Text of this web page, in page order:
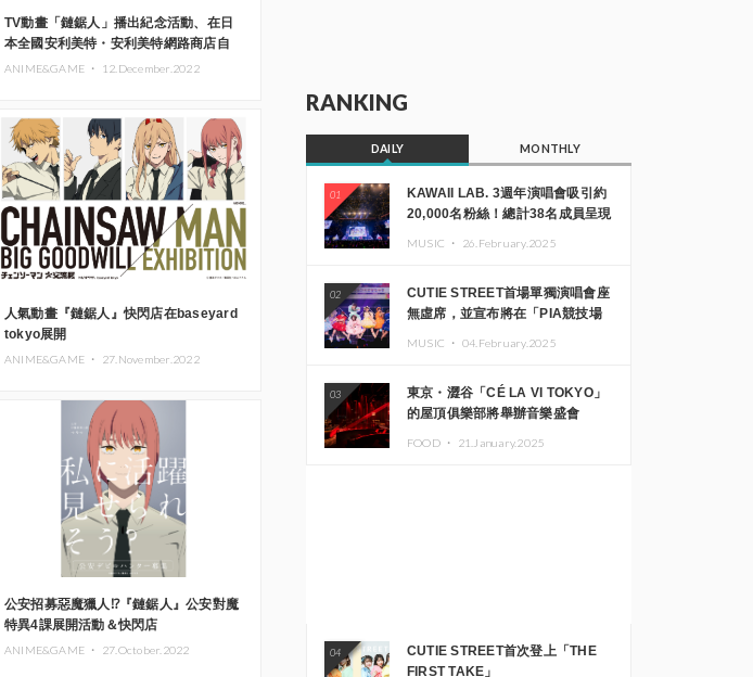
TV動畫「鏈鋸人」播出紀念活動、在日
本全國安利美特・安利美特網路商店自
12月24日起展開！
ANIME&GAME ・ 12.December.2022
人氣動畫『鏈鋸人』快閃店在baseyard
tokyo展開
ANIME&GAME ・ 27.November.2022
公安招募惡魔獵人⁉︎『鏈鋸人』公安對魔
特異4課展開活動＆快閃店
ANIME&GAME ・ 27.October.2022
RANKING
DAILY MONTHLY
01
KAWAII LAB. 3週年演唱會吸引約
20,000名粉絲！總計38名成員呈現
MUSIC ・ 26.February.2025
02
CUTIE STREET首場單獨演唱會座
無虛席，並宣布將在「PIA競技場
MUSIC ・ 04.February.2025
03
東京・澀谷「CÉ LA VI TOKYO」
的屋頂俱樂部將舉辦音樂盛會
FOOD ・ 21.January.2025
04
CUTIE STREET首次登上「THE
FIRST TAKE」